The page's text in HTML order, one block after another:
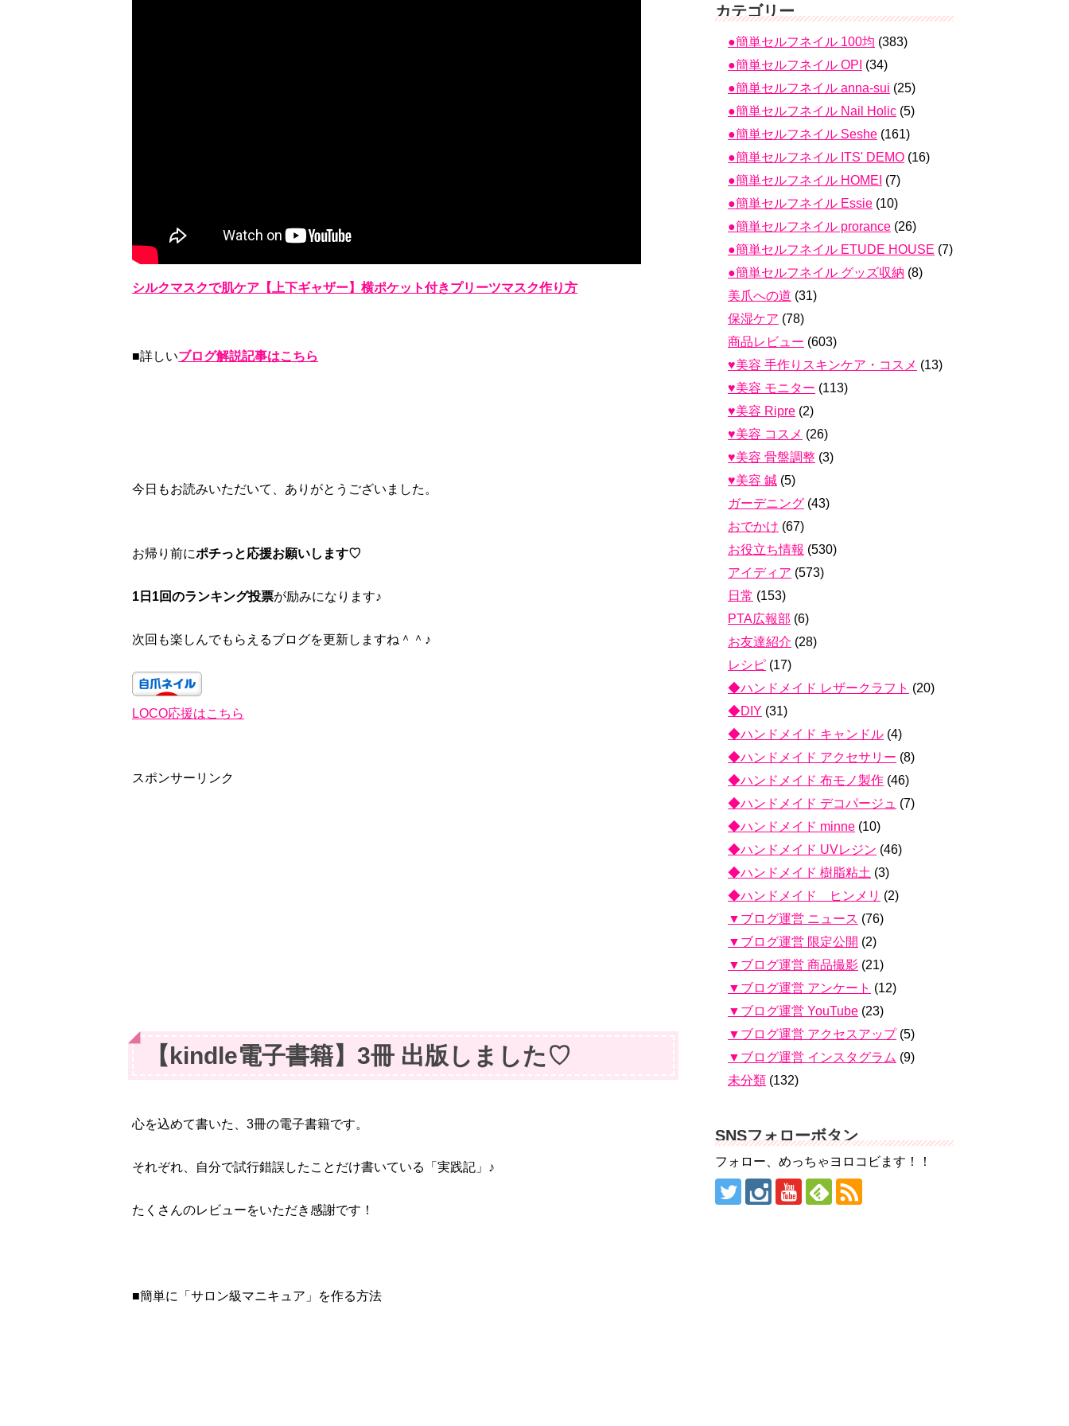
シルクマスクで肌ケア【上下ギャザー】横ポケット付きプリーツマスク作り方
■詳しいブログ解説記事はこちら
今日もお読みいただいて、ありがとうございました。
お帰り前にポチっと応援お願いします♡
1日1回のランキング投票が励みになります♪
次回も楽しんでもらえるブログを更新しますね＾＾♪
LOCO応援はこちら
スポンサーリンク
【kindle電子書籍】3冊 出版しました♡
心を込めて書いた、3冊の電子書籍です。
それぞれ、自分で試行錯誤したことだけ書いている「実践記」♪
たくさんのレビューをいただき感謝です！
■簡単に「サロン級マニキュア」を作る方法
カテゴリー
●簡単セルフネイル 100均 (383)
●簡単セルフネイル OPI (34)
●簡単セルフネイル anna-sui (25)
●簡単セルフネイル Nail Holic (5)
●簡単セルフネイル Seshe (161)
●簡単セルフネイル ITS' DEMO (16)
●簡単セルフネイル HOMEI (7)
●簡単セルフネイル Essie (10)
●簡単セルフネイル prorance (26)
●簡単セルフネイル ETUDE HOUSE (7)
●簡単セルフネイル グッズ収納 (8)
美爪への道 (31)
保湿ケア (78)
商品レビュー (603)
♥美容 手作りスキンケア・コスメ (13)
♥美容 モニター (113)
♥美容 Ripre (2)
♥美容 コスメ (26)
♥美容 骨盤調整 (3)
♥美容 鍼 (5)
ガーデニング (43)
おでかけ (67)
お役立ち情報 (530)
アイディア (573)
日常 (153)
PTA広報部 (6)
お友達紹介 (28)
レシピ (17)
◆ハンドメイド レザークラフト (20)
◆DIY (31)
◆ハンドメイド キャンドル (4)
◆ハンドメイド アクセサリー (8)
◆ハンドメイド 布モノ製作 (46)
◆ハンドメイド デコパージュ (7)
◆ハンドメイド minne (10)
◆ハンドメイド UVレジン (46)
◆ハンドメイド 樹脂粘土 (3)
◆ハンドメイド ヒンメリ (2)
▼ブログ運営 ニュース (76)
▼ブログ運営 限定公開 (2)
▼ブログ運営 商品撮影 (21)
▼ブログ運営 アンケート (12)
▼ブログ運営 YouTube (23)
▼ブログ運営 アクセスアップ(5)
▼ブログ運営 インスタグラム (9)
未分類 (132)
SNSフォローボタン
フォロー、めっちゃヨロコビます！！